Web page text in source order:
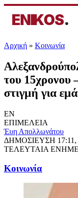
ENIKOS.
Αρχική » Κοινωνία
του 15χρονου
στιγμή για
EN
ΕΠΙΜΕΛΕΙΑ
Έυη Απολλωνάτου
ΔΗΜΟΣΙΕΥΣΗ
ΤΕΛΕΥΤΑΙΑ
Κοινωνία